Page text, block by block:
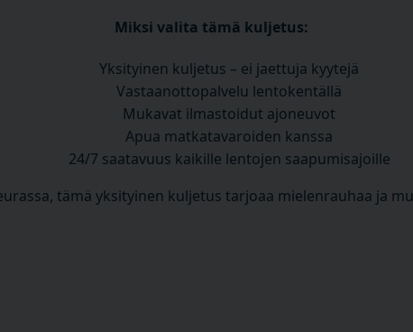
Miksi valita tämä kuljetus:
Yksityinen kuljetus – ei jaettuja kyytejä
Vastaanottopalvelu lentokentällä
Mukavat ilmastoidut ajoneuvot
Apua matkatavaroiden kanssa
24/7 saatavuus kaikille lentojen saapumisajoille
tämä yksityinen kuljetus tarjoaa mielenrauhaa ja